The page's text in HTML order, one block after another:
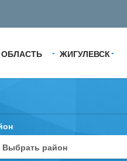
ЖИГУЛЕВСК
. Выбрать район